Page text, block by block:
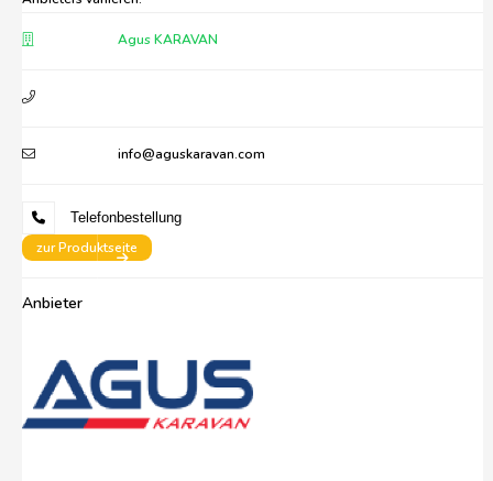
Agus KARAVAN
info@aguskaravan.com
Telefonbestellung
zur Produktseite
Anbieter